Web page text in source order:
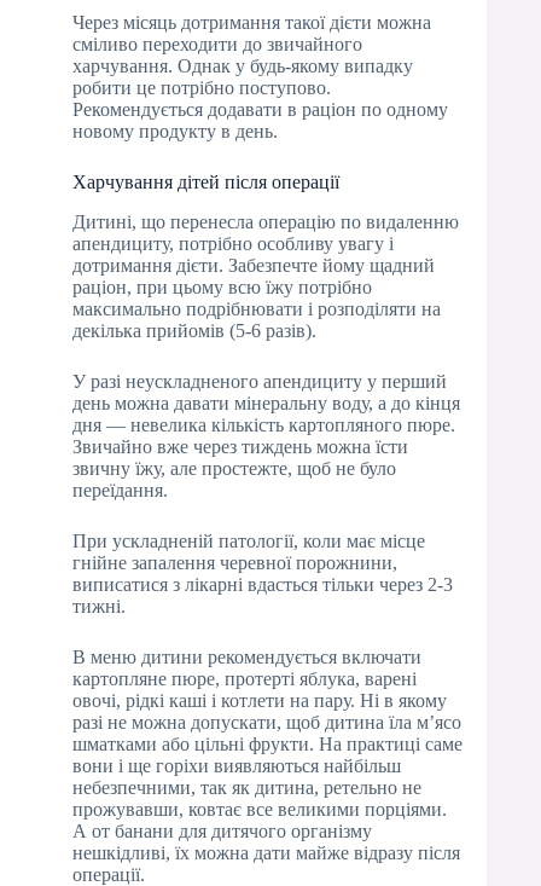
Через місяць дотримання такої дієти можна
сміливо переходити до звичайного
харчування. Однак у будь-якому випадку
робити це потрібно поступово.
Рекомендується додавати в раціон по одному
новому продукту в день.
Харчування дітей після операції
Дитині, що перенесла операцію по видаленню
апендициту, потрібно особливу увагу і
дотримання дієти. Забезпечте йому щадний
раціон, при цьому всю їжу потрібно
максимально подрібнювати і розподіляти на
декілька прийомів (5-6 разів).
У разі неускладненого апендициту у перший
день можна давати мінеральну воду, а до кінця
дня — невелика кількість картопляного пюре.
Звичайно вже через тиждень можна їсти
звичну їжу, але простежте, щоб не було
переїдання.
При ускладненій патології, коли має місце
гнійне запалення черевної порожнини,
виписатися з лікарні вдасться тільки через 2-3
тижні.
В меню дитини рекомендується включати
картопляне пюре, протерті яблука, варені
овочі, рідкі каші і котлети на пару. Ні в якому
разі не можна допускати, щоб дитина їла м’ясо
шматками або цільні фрукти. На практиці саме
вони і ще горіхи виявляються найбільш
небезпечними, так як дитина, ретельно не
прожувавши, ковтає все великими порціями.
А от банани для дитячого організму
нешкідливі, їх можна дати майже відразу після
операції.